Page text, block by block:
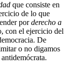
que consiste en
de lo que
porderecho a
con el ejercicio del
De
o no digamos